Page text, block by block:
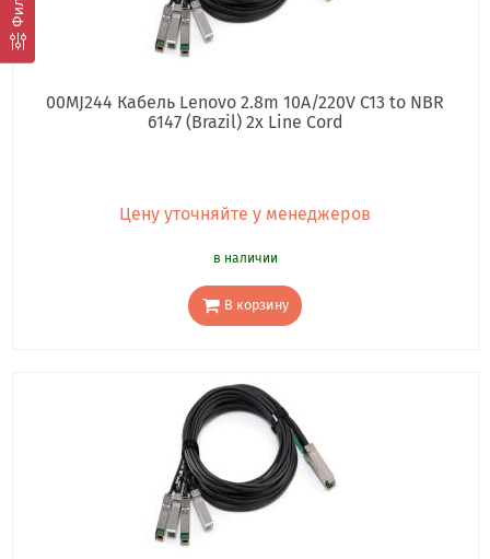
00MJ244 Кабель Lenovo 2.8m 10A/220V C13 to NBR
6147 (Brazil) 2x Line Cord
Цену уточняйте у менеджеров
в наличии
В корзину